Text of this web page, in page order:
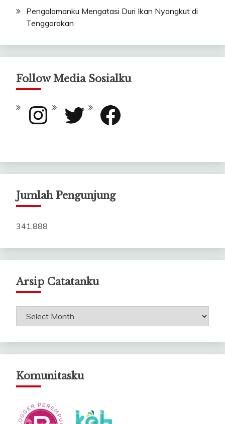
Pengalamanku Mengatasi Duri Ikan Nyangkut di
Tenggorokan
Follow Media Sosialku
Instagram Twitter Facebook
Jumlah Pengunjung
341,888
Arsip Catatanku
Arsip
Komunitasku